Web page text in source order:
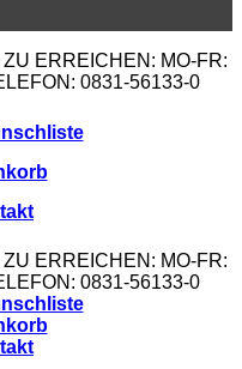
ERREICHEN: MO-FR:
0831-56133-0
ERREICHEN: MO-FR:
0831-56133-0